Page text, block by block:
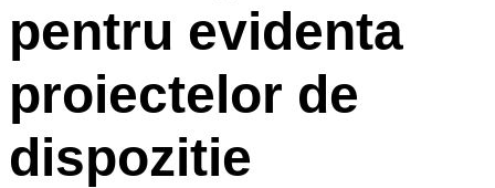
pentru evidenta
proiectelor de
dispozitie